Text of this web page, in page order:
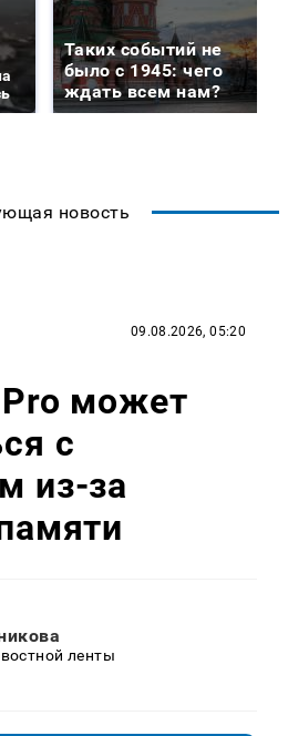
Таких событий не
было с 1945: чего
ждать всем нам?
новость
09.08.2026, 05:20
может
с
из-за
ленты